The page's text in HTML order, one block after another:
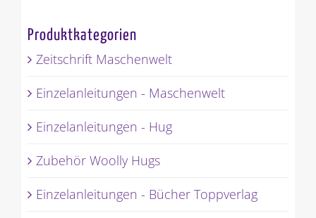
Produktkategorien
Zeitschrift Maschenwelt
Einzelanleitungen - Maschenwelt
Einzelanleitungen - Hug
Zubehör Woolly Hugs
Einzelanleitungen - Bücher Toppverlag